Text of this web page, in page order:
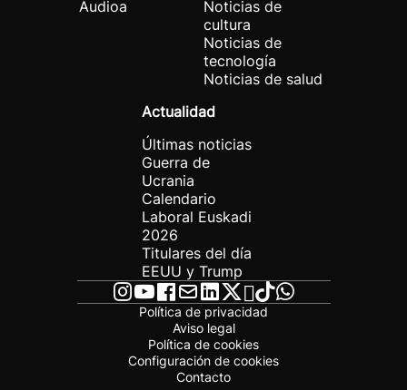
Audioa
Noticias de
cultura
Noticias de
tecnología
Noticias de salud
Actualidad
Últimas noticias
Guerra de
Ucrania
Calendario
Laboral Euskadi
2026
Titulares del día
EEUU y Trump
Política de privacidad
Aviso legal
Política de cookies
Configuración de cookies
Contacto